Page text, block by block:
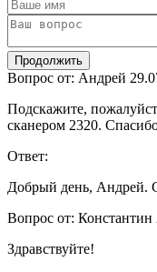
Продолжить
Вопрос от: Андрей
Подскажите,
сканером 2320.
Ответ:
Добрый день, Андрей.
Вопрос от: Константин
Здравствуйте!